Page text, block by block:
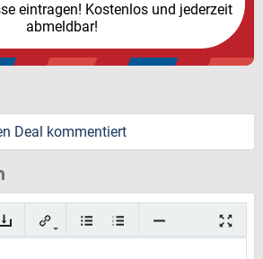
eintragen! Kostenlos und jederzeit
abmeldbar!
Deal kommentiert